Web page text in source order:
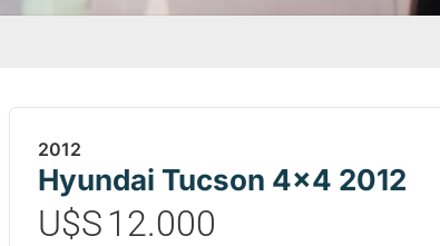
2012
Hyundai Tucson 4×4 2012
U$S12.000